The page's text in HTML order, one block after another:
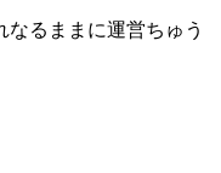
るままに運営ちゅう